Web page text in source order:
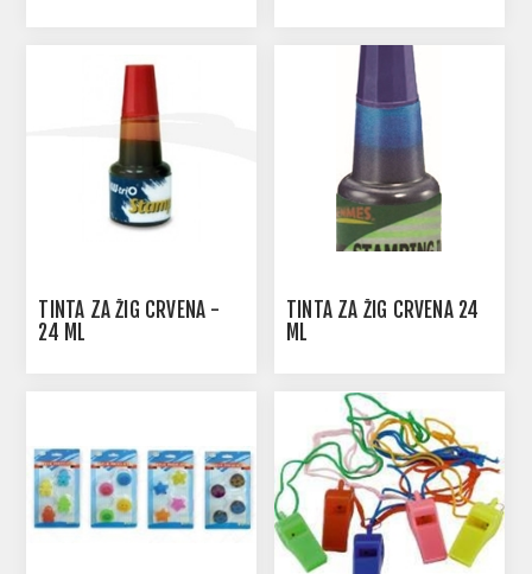
TINTA ZA ŽIG CRVENA -
24 ML
TINTA ZA ŽIG CRVENA 24
ML